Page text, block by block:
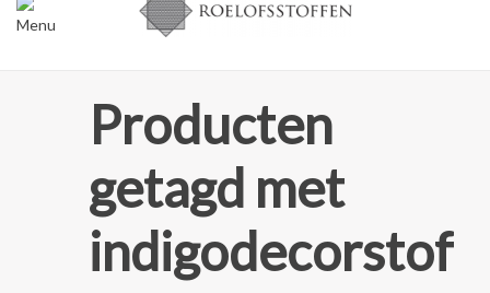
Producten
getagd met
indigodecorstof